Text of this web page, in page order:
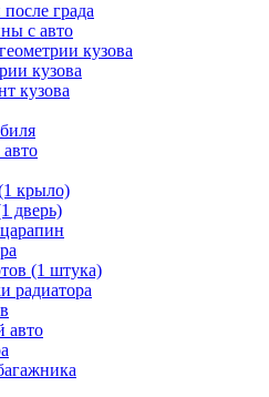
града
с авто
кузова
кузова
кузова
крыло)
дверь)
(1 штука)
радиатора
авто